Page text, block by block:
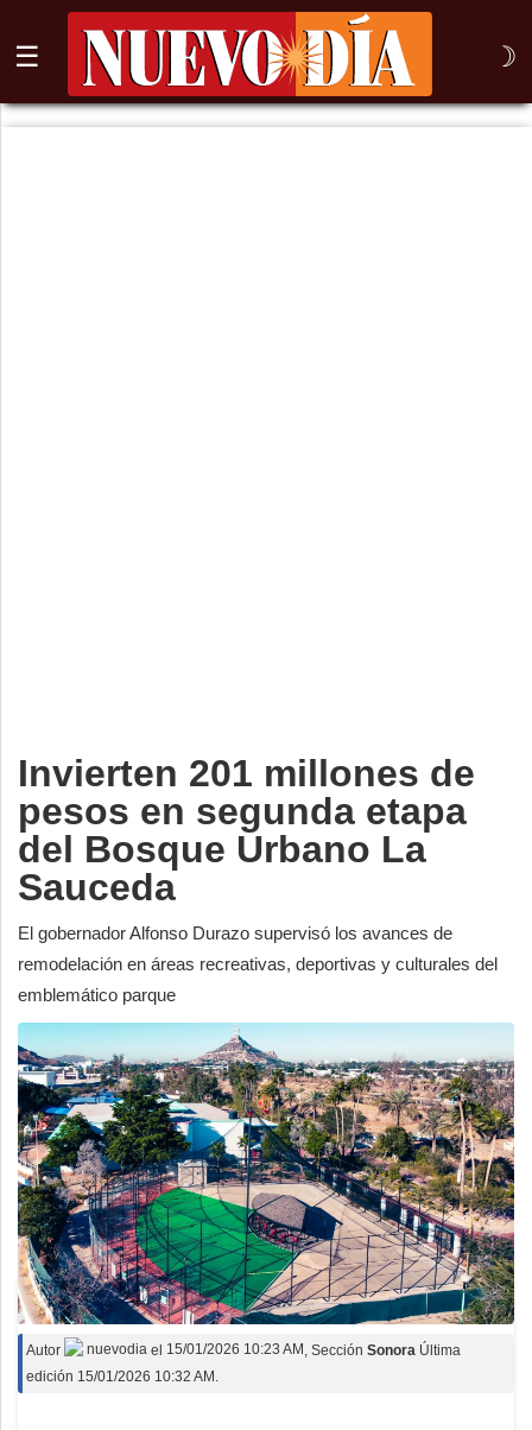
☰ ☽
⌕
Invierten 201 millones de
pesos en segunda etapa
del Bosque Urbano La
Sauceda
El gobernador Alfonso Durazo supervisó los avances de
remodelación en áreas recreativas, deportivas y culturales del
emblemático parque
Autor nuevodia el 15/01/2026 10:23 AM , Sección Sonora Última
edición 15/01/2026 10:32 AM.